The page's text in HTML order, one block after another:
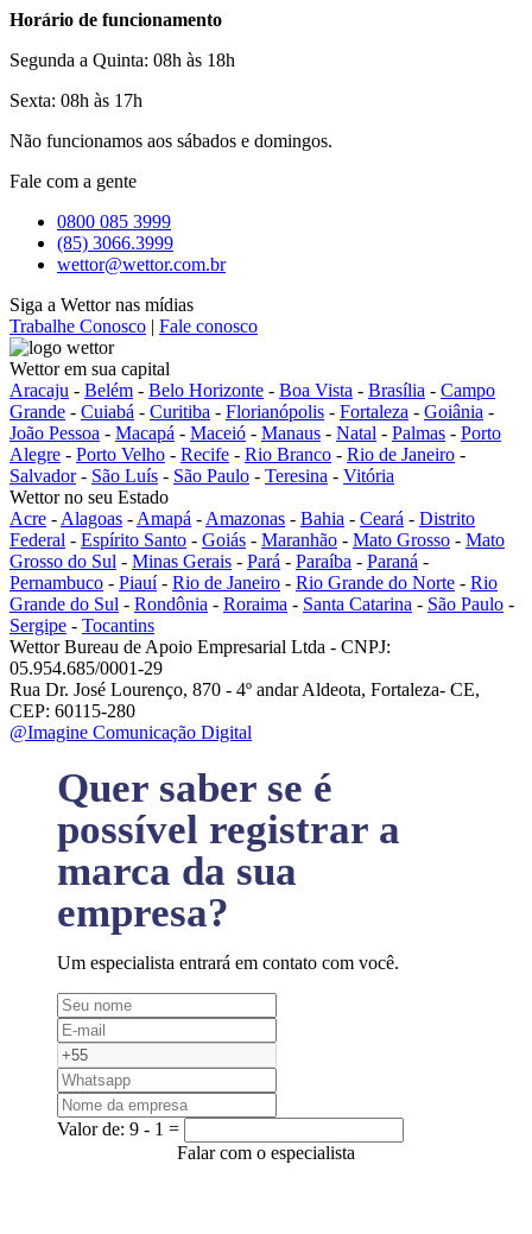
Horário de funcionamento
Segunda a Quinta: 08h às 18h
Sexta: 08h às 17h
Não funcionamos aos sábados e domingos.
Fale com a gente
0800 085 3999
(85) 3066.3999
wettor@wettor.com.br
Siga a Wettor nas mídias
Trabalhe Conosco | Fale conosco
Wettor em sua capital
Aracaju - Belém - Belo Horizonte - Boa Vista - Brasília - Campo
Grande - Cuiabá - Curitiba - Florianópolis - Fortaleza - Goiânia -
João Pessoa - Macapá - Maceió - Manaus - Natal - Palmas - Porto
Alegre - Porto Velho - Recife - Rio Branco - Rio de Janeiro -
Salvador- São Luís - São Paulo - Teresina - Vitória
Wettor no seu Estado
Acre - Alagoas - Amapá - Amazonas - Bahia - Ceará - Distrito
Federal - Espírito Santo - Goiás - Maranhão - Mato Grosso - Mato
Grosso do Sul - Minas Gerais - Pará - Paraíba - Paraná -
Pernambuco - Piauí- Rio de Janeiro - Rio Grande do Norte - Rio
Grande do Sul - Rondônia - Roraima - Santa Catarina - São Paulo -
Sergipe - Tocantins
Wettor Bureau de Apoio Empresarial Ltda - CNPJ:
05.954.685/0001-29
Rua Dr. José Lourenço, 870 - 4º andar Aldeota, Fortaleza- CE,
CEP: 60115-280
@Imagine Comunicação Digital
Quer saber se é
possível registrar a
marca da sua
empresa?
Um especialista entrará em contato com você.
Valor de: 9 - 1 =
Falar com o especialista